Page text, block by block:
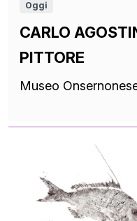
Oggi
CARLO
PITTORE
Museo